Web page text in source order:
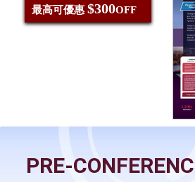
最高可優惠 $300OFF
PRE-